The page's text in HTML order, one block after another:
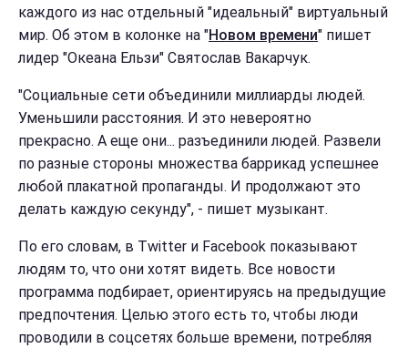
каждого из нас отдельный "идеальный" виртуальный
мир. Об этом в колонке на "Новом времени" пишет
лидер "Океана Ельзи" Святослав Вакарчук.
"Социальные сети объединили миллиарды людей.
Уменьшили расстояния. И это невероятно
прекрасно. А еще они... разъединили людей. Развели
по разные стороны множества баррикад успешнее
любой плакатной пропаганды. И продолжают это
делать каждую секунду", - пишет музыкант.
По его словам, в Twitter и Facebook показывают
людям то, что они хотят видеть. Все новости
программа подбирает, ориентируясь на предыдущие
предпочтения. Целью этого есть то, чтобы люди
проводили в соцсетях больше времени, потребляя